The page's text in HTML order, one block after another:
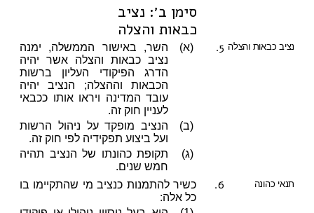
סימן ב׳: נציב
כבאות והצלה
5. נציב כבאות והצלה (א)
השר, באישור הממשלה, ימנה
נציב כבאות והצלה אשר יהיה
הדרג הפיקודי העליון ברשות
הכבאות וההצלה; הנציב יהיה
עובד המדינה ויראו אותו ככבאי
לעניין חוק זה.
(ב)
הנציב מופקד על ניהול הרשות
ועל ביצוע תפקידיה לפי חוק זה.
(ג)
תקופת כהונתו של הנציב תהיה
חמש שנים.
6. תנאי כהונה
כשיר להתמנות כנציב מי שהתקיימו בו
כל אלה: